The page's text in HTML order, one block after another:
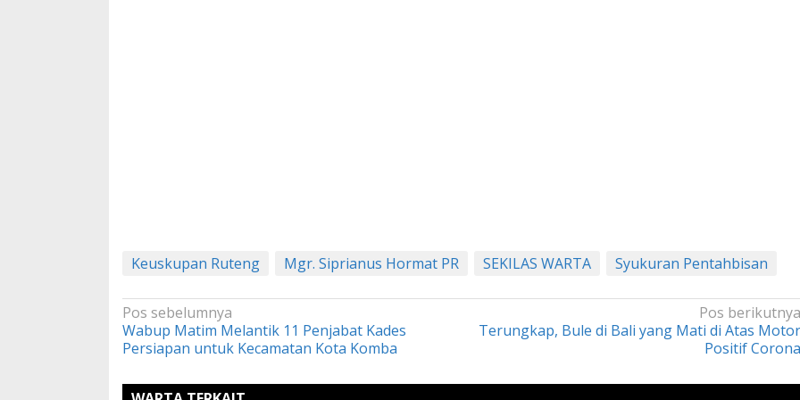
Keuskupan Ruteng Mgr. Siprianus Hormat PR SEKILAS WARTA Syukuran Pentahbisan
Navigasi
pos
Pos sebelumnya
Wabup Matim Melantik 11 Penjabat Kades
Persiapan untuk Kecamatan Kota Komba
Pos berikutnya
Terungkap, Bule di Bali yang Mati di Atas Motor
Positif Corona